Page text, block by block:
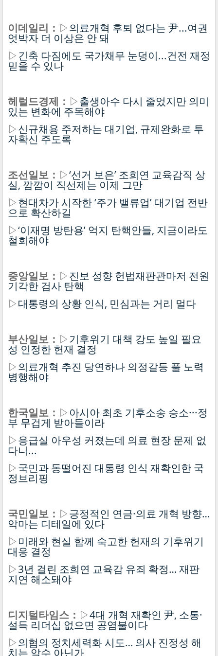
이데일리： ▷의료개혁 후퇴 없다는 尹...여권
엇박자 더 이상은 안 돼
▷ 긴축 다짐에도 국가채무 눈덩이...건전 재정
믿을 수 있나
헤럴드경제： ▷출생아수 다시 줄었지만 의미
있는 변화에 주목해야
▷신규채용 주저하는 대기업, 규제완화로 투
자확신 주도록
조선일보： ▷‘선거 보은’ 조희연 교육감직 상
실, 깜깜이 직선제는 이제 그만
▷현대차가 시작한 ‘주가 밸류업’ 대기업 전반
으로 확산하길
▷‘이재명 방탄용’ 억지 탄핵안들, 지금이라도
철회해야
중앙일보： ▷진보 성향 헌법재판관마저 전원
기각한 검사 탄핵
▷대통령의 상황 인식, 민심과는 거리 멀다
부산일보： ▷기후위기 대책 강도 높일 필요
성 인정한 헌재 결정
▷의료개혁 추진 당연하나 의정갈등 풀 노력
병행해야
한국일보： ▷ 아시아 최초 기후소송 승소···정
부 무겁게 받아들이라
▷응급실 아우성 커졌는데 의료 현장 문제 없
다니...
▷국민과 동떨어진 대통령 인식 재확인한 국
정브리핑
국민일보： ▷긍정적인 연금·의료 개혁 방향…
악마는 디테일에 있다
▷ 미래와 현실 함께 숙고한 헌재의 기후위기
대응 결정
▷3년 걸린 조희연 교육감 유죄 확정… 재판
지연 해소돼야
디지털타임스： ▷4대 개혁 재확인 尹, 소통·
설득 리더십 없으면 공염불이다
▷의협의 정치세력화 시도… 의사 진정성 해
치는 악수 아닌가